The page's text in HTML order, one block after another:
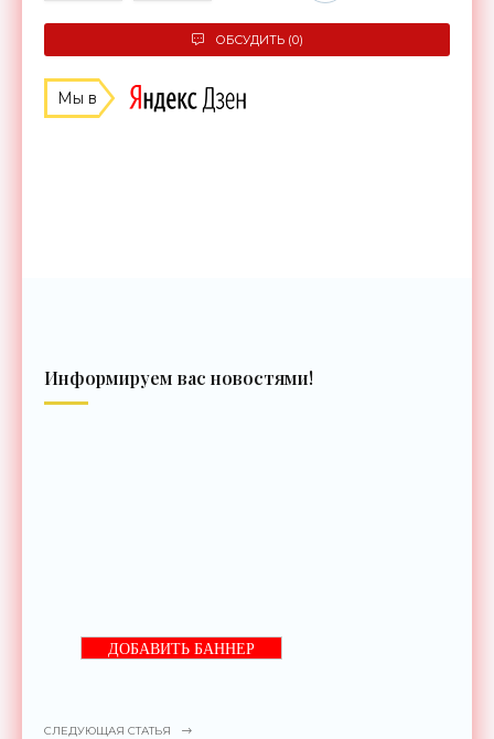
ОБСУДИТЬ (0)
Мы в
Информируем вас новостями!
ДОБАВИТЬ БАННЕР
СЛЕДУЮЩАЯ СТАТЬЯ